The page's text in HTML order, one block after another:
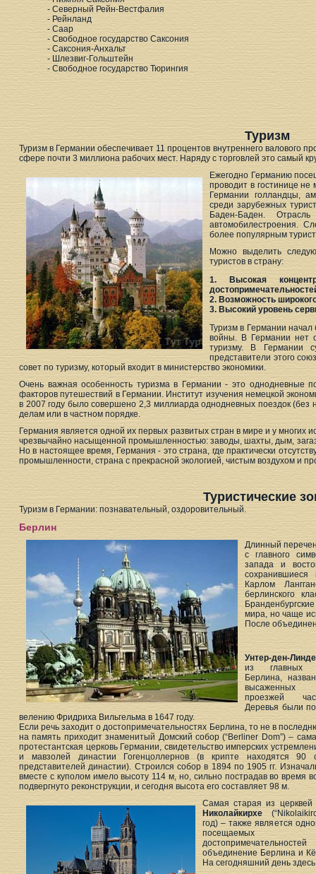
- Северный Рейн-Вестфалия
- Рейнланд
- Саар
- Свободное государство Саксония
- Саксония-Анхальт
- Шлезвиг-Гольштейн
- Свободное государство Тюрингия
Туризм
Туризм в Германии обеспечивает 11 процентов внутреннего валового
сфере почти 3 миллиона рабочих мест. Наряду с торговлей это самый
Ежегодно Германию
проводит в гостинице
Германии голландцы,
среди зарубежных
Баден-Баден.
автомобилестроения.
более популярным
Можно выделить
туристов в страну:
1. Высокая
2. Возможность
3. Высокий уровень
Туризм в Германии начал
войны. В Германии нет
туризму. В Германии
представители этого
совет по туризму, который входит в министерство экономики.
Очень важная особенность туризма в Германии - это однодневные
факторов путешествий в Германии. Институт изучения немецкой
в 2007 году было совершено 2,3 миллиарда однодневных поездок
делам или в частном порядке.
Германия является одной их первых развитых стран в мире и у многих
чрезвычайно насыщенной промышленностью: заводы, шахты, дым,
Но в настоящее время, Германия - это страна, где практически
промышленности, страна с прекрасной экологией, чистым воздухом и
Туристические
Туризм в Германии: познавательный, оздоровительный.
Берлин
Длинный
с главного
запада и
Карлом
берлинского
мира, но чаще
После
Унтер-ден-
из главных
Берлина,
высаженных
проезжей
Деревья были
велению Фридриха Вильгельма в 1647 году.
Если речь заходит о достопримечательностях Берлина, то не в
на память приходит знаменитый Домский собор (“Berliner Dom”) –
протестантская церковь Германии, свидетельство имперских
и мавзолей династии Гогенцоллернов (в крипте находятся 90
представителей династии). Строился собор в 1894 по 1905 гг.
вместе с куполом имело высоту 114 м, но, сильно пострадав во время
подвергнуто реконструкции, и сегодня высота его составляет 98 м.
Самая старая из
Николайкирхе
год) – также является
посещаемых
объединение Берлина и
На сегодняшний день